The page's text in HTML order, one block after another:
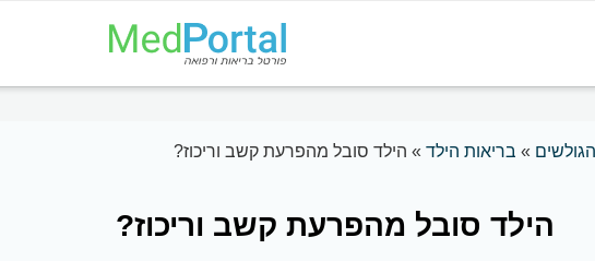
» בריאות הילד» הילד סובל מהפרעת קשב וריכוז?
הילד סובל מהפרעת קשב וריכוז?